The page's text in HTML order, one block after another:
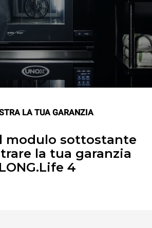
LA TUA GARANZIA
modulo sottostante
la tua garanzia
LONG.Life 4